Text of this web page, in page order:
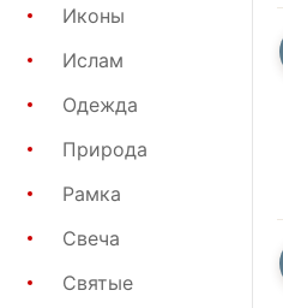
Иконы
Ислам
Одежда
Природа
Рамка
Свеча
Святые